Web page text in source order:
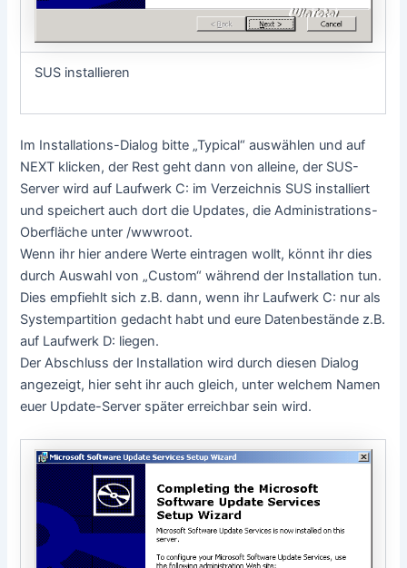
SUS installieren
Im Installations-Dialog bitte „Typical“ auswählen und auf
NEXT klicken, der Rest geht dann von alleine, der SUS-
Server wird auf Laufwerk C: im Verzeichnis SUS installiert
und speichert auch dort die Updates, die Administrations-
Oberfläche unter /wwwroot.
Wenn ihr hier andere Werte eintragen wollt, könnt ihr dies
durch Auswahl von „Custom“ während der Installation tun.
Dies empfiehlt sich z.B. dann, wenn ihr Laufwerk C: nur als
Systempartition gedacht habt und eure Datenbestände z.B.
auf Laufwerk D: liegen.
Der Abschluss der Installation wird durch diesen Dialog
angezeigt, hier seht ihr auch gleich, unter welchem Namen
euer Update-Server später erreichbar sein wird.